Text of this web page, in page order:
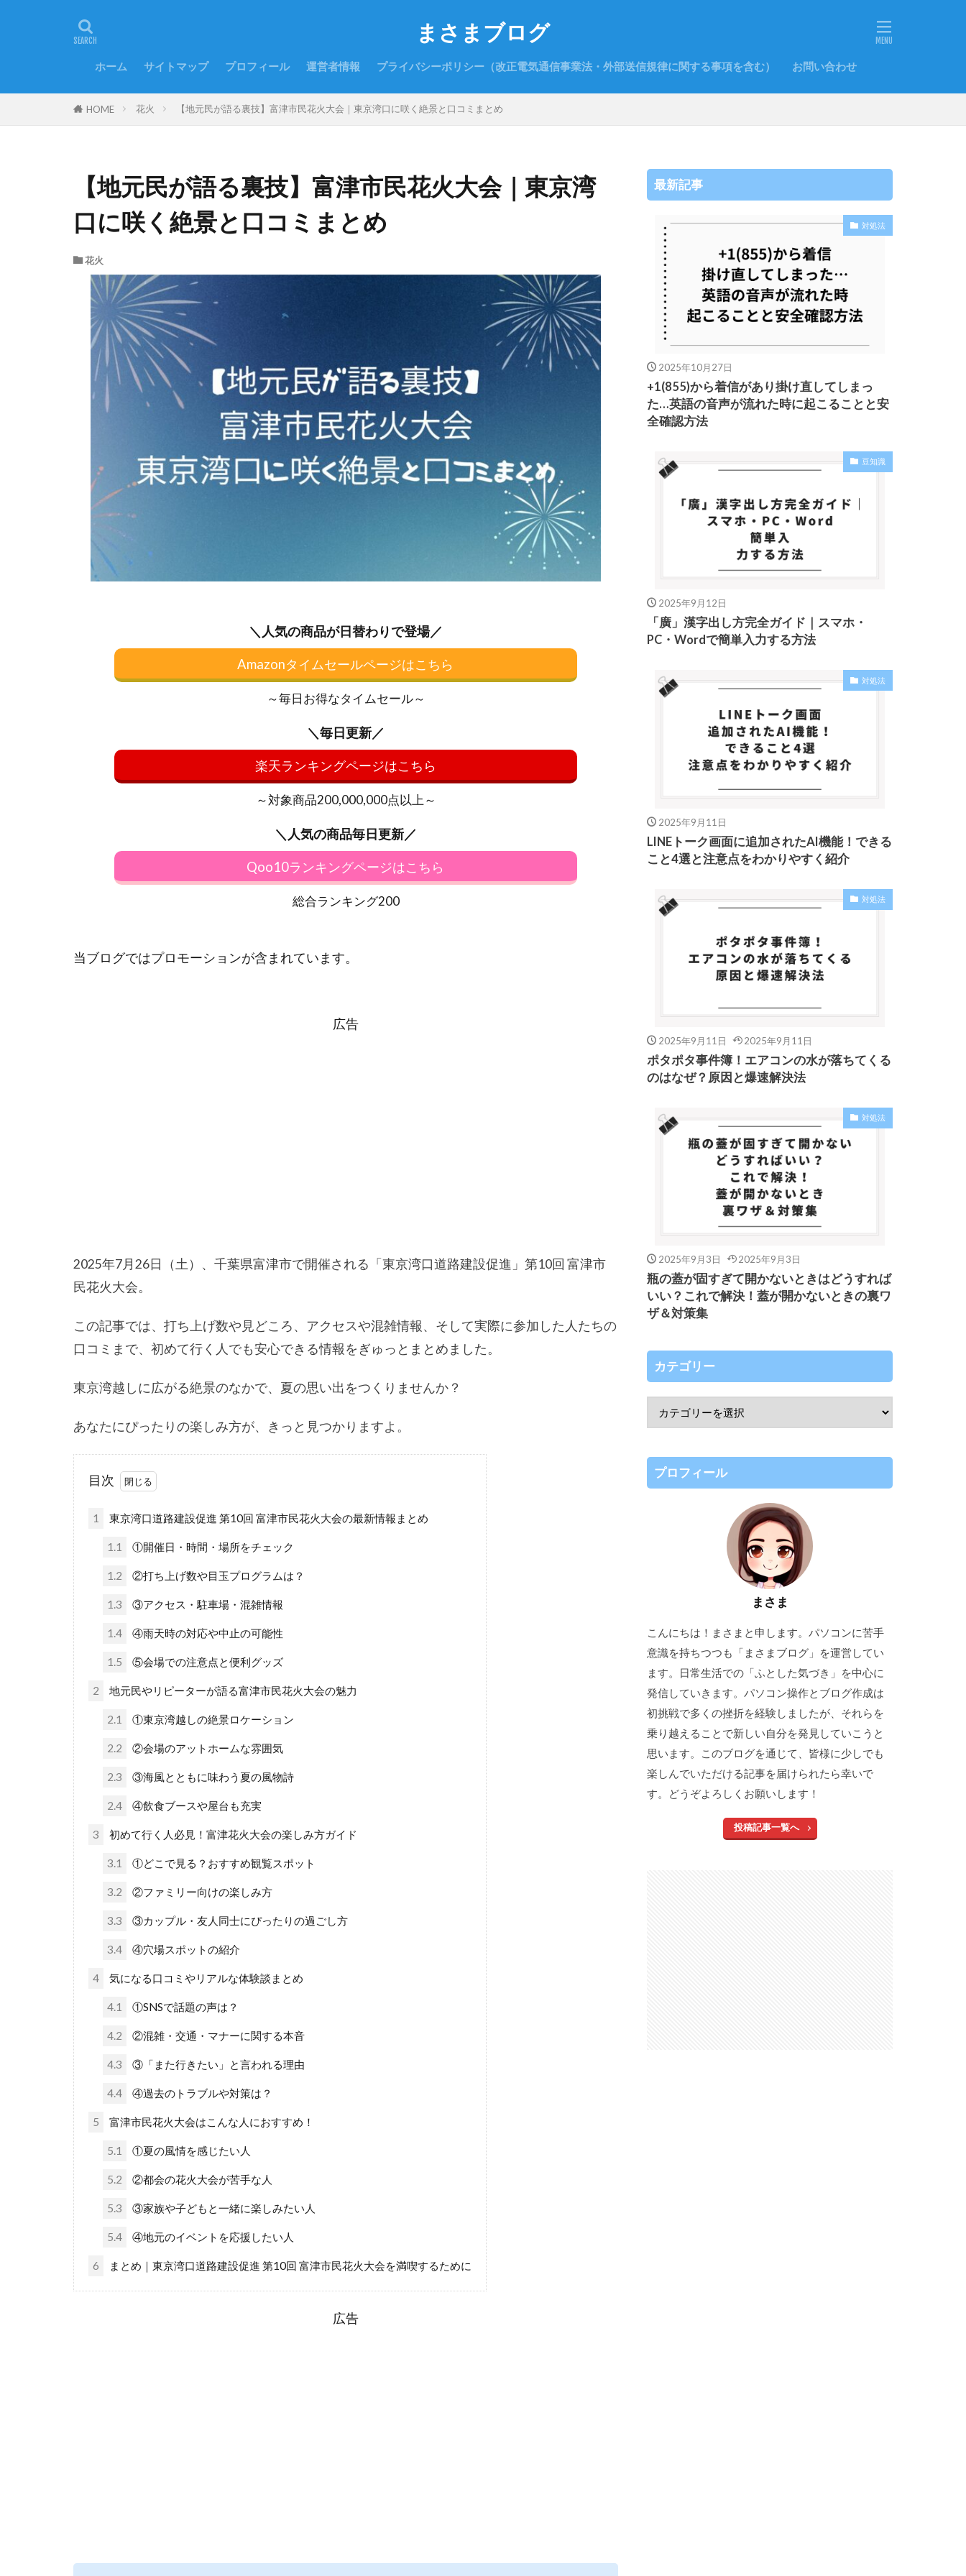
まさまブログ
ホーム サイトマップ プロフィール 運営者情報 プライバシーポリシー（改正電気通信事業法・外部送信規律に関する事項を含む） お問い合わせ
HOME 花火 【地元民が語る裏技】富津市民花火大会｜東京湾口に咲く絶景と口コミまとめ
【地元民が語る裏技】富津市民花火大会｜東京湾
口に咲く絶景と口コミまとめ
花火
＼人気の商品が日替わりで登場／
Amazonタイムセールページはこちら
～毎日お得なタイムセール～
＼毎日更新／
楽天ランキングページはこちら
～対象商品200,000,000点以上～
＼人気の商品毎日更新／
Qoo10ランキングページはこちら
総合ランキング200
当ブログではプロモーションが含まれています。
広告
2025年7月26日（土）、千葉県富津市で開催される「東京湾口道路建設促進」第10回 富津市
民花火大会。
この記事では、打ち上げ数や見どころ、アクセスや混雑情報、そして実際に参加した人たちの
口コミまで、初めて行く人でも安心できる情報をぎゅっとまとめました。
東京湾越しに広がる絶景のなかで、夏の思い出をつくりませんか？
あなたにぴったりの楽しみ方が、きっと見つかりますよ。
目次
1 東京湾口道路建設促進 第10回 富津市民花火大会の最新情報まとめ
1.1 ①開催日・時間・場所をチェック
1.2 ②打ち上げ数や目玉プログラムは？
1.3 ③アクセス・駐車場・混雑情報
1.4 ④雨天時の対応や中止の可能性
1.5 ⑤会場での注意点と便利グッズ
2 地元民やリピーターが語る富津市民花火大会の魅力
2.1 ①東京湾越しの絶景ロケーション
2.2 ②会場のアットホームな雰囲気
2.3 ③海風とともに味わう夏の風物詩
2.4 ④飲食ブースや屋台も充実
3 初めて行く人必見！富津花火大会の楽しみ方ガイド
3.1 ①どこで見る？おすすめ観覧スポット
3.2 ②ファミリー向けの楽しみ方
3.3 ③カップル・友人同士にぴったりの過ごし方
3.4 ④穴場スポットの紹介
4 気になる口コミやリアルな体験談まとめ
4.1 ①SNSで話題の声は？
4.2 ②混雑・交通・マナーに関する本音
4.3 ③「また行きたい」と言われる理由
4.4 ④過去のトラブルや対策は？
5 富津市民花火大会はこんな人におすすめ！
5.1 ①夏の風情を感じたい人
5.2 ②都会の花火大会が苦手な人
5.3 ③家族や子どもと一緒に楽しみたい人
5.4 ④地元のイベントを応援したい人
6 まとめ｜東京湾口道路建設促進 第10回 富津市民花火大会を満喫するために
広告
最新記事
対処法
2025年10月27日
+1(855)から着信があり掛け直してしまっ
た…英語の音声が流れた時に起こることと安
全確認方法
豆知識
2025年9月12日
「廣」漢字出し方完全ガイド｜スマホ・
PC・Wordで簡単入力する方法
対処法
2025年9月11日
LINEトーク画面に追加されたAI機能！できる
こと4選と注意点をわかりやすく紹介
対処法
2025年9月11日 2025年9月11日
ポタポタ事件簿！エアコンの水が落ちてくる
のはなぜ？原因と爆速解決法
対処法
2025年9月3日 2025年9月3日
瓶の蓋が固すぎて開かないときはどうすれば
いい？これで解決！蓋が開かないときの裏ワ
ザ＆対策集
カテゴリー
プロフィール
まさま
こんにちは！まさまと申します。パソコンに苦手
意識を持ちつつも「まさまブログ」を運営してい
ます。日常生活での「ふとした気づき」を中心に
発信していきます。パソコン操作とブログ作成は
初挑戦で多くの挫折を経験しましたが、それらを
乗り越えることで新しい自分を発見していこうと
思います。このブログを通じて、皆様に少しでも
楽しんでいただける記事を届けられたら幸いで
す。どうぞよろしくお願いします！
投稿記事一覧へ